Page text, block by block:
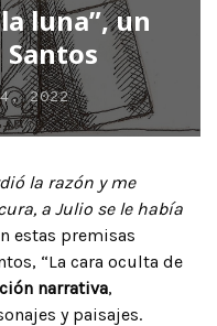
luna”, un
2022
la razón y me
a Julio se le había
estas premisas
“La cara oculta de
narrativa,
y paisajes.